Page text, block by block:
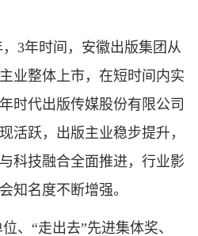
，3年时间，安徽出版集团从
业整体上市，在短时间内实
时代出版传媒股份有限公司
活跃，出版主业稳步提升，
科技融合全面推进，行业影
知名度不断增强。
、“走出去”先进集体奖、